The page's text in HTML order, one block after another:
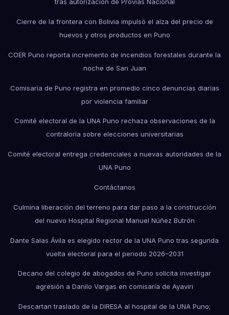
tras autorización de Provías Nacional
Cierre de la frontera con Bolivia impulsó el alza del precio de
huevos y otros productos en Puno
COER Puno reporta incremento de incendios forestales durante la
noche de San Juan
Comisaría de Puno registra en promedio cinco denuncias diarias
por violencia familiar
Comité electoral de la UNA Puno rechaza observaciones de la
contraloría sobre elecciones universitarias
Comité electoral entrega credenciales a nuevas autoridades de la
UNA Puno
Contáctanos
Culmina liberación del terreno para dar paso a la construcción
del nuevo Hospital Regional Manuel Núñez Butrón
Dante Salas Ávila es elegido rector de la UNA Puno tras segunda
vuelta electoral para el periodo 2026–2031
Decano del colegio de abogados de Puno solicita investigar
agresión a Danilo Vargas en comisaría de Ayaviri
Descartan traslado de la DIRESA al hospital de la UNA Puno;